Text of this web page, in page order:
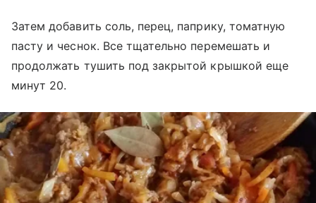
Затем добавить соль, перец, паприку, томатную
пасту и чеснок. Все тщательно перемешать и
продолжать тушить под закрытой крышкой еще
минут 20.